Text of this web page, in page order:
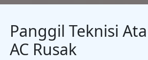
Panggil Teknisi
AC Rusak